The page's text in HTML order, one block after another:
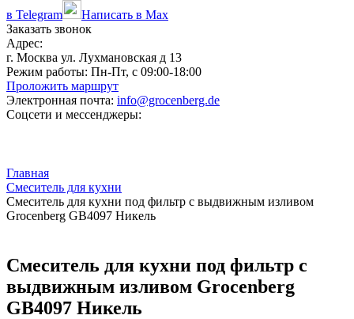
в Telegram
Написать в Max
Заказать звонок
Адрес:
г. Москва ул. Лухмановская д 13
Режим работы: Пн-Пт, с 09:00-18:00
Проложить маршрут
Электронная почта: info@grocenberg.de
Соцсети и мессенджеры:
Главная
Смеситель для кухни
Смеситель для кухни под фильтр с выдвижным изливом
Grocenberg GB4097 Никель
Смеситель для кухни под фильтр с
выдвижным изливом Grocenberg
GB4097 Никель